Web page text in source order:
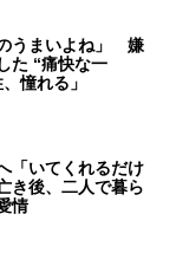
のうまいよね」 嫌
た “痛快な一
憧れる」
「いてくれるだけ
き後、二人で暮ら
情